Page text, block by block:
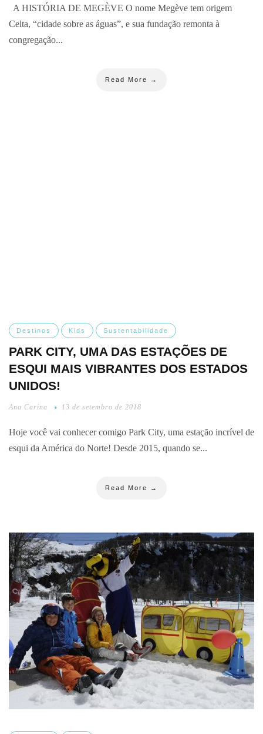
A HISTÓRIA DE MEGÈVE O nome Megève tem origem
Celta, “cidade sobre as águas”, e sua fundação remonta à
congregação...
Read More →
Destinos Kids Sustentabilidade
PARK CITY, UMA DAS ESTAÇÕES DE
ESQUI MAIS VIBRANTES DOS ESTADOS
UNIDOS!
Ana Carina 13 de setembro de 2018
Hoje você vai conhecer comigo Park City, uma estação incrível de
esqui da América do Norte! Desde 2015, quando se...
Read More →